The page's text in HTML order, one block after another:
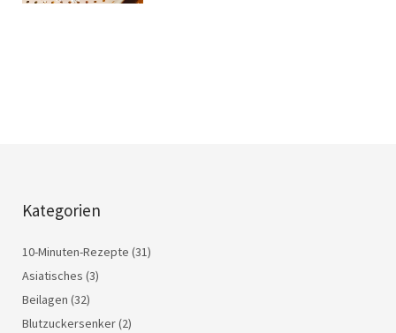
Kategorien
10-Minuten-Rezepte (31)
Asiatisches (3)
Beilagen (32)
Blutzuckersenker(2)